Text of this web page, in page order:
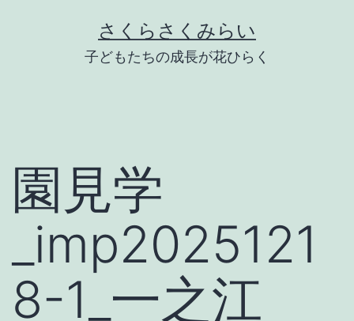
さくらさくみらい
子どもたちの成長が花ひらく
園見学
_imp2025121
8-1_一之江